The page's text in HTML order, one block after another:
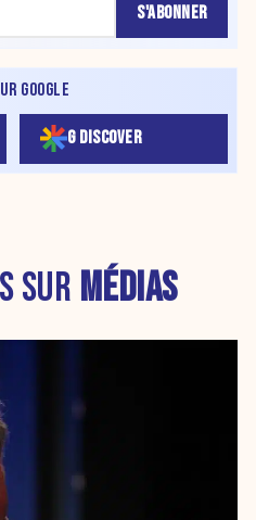
S'ABONNER
GOOGLE
G DISCOVER
SUR MÉDIAS